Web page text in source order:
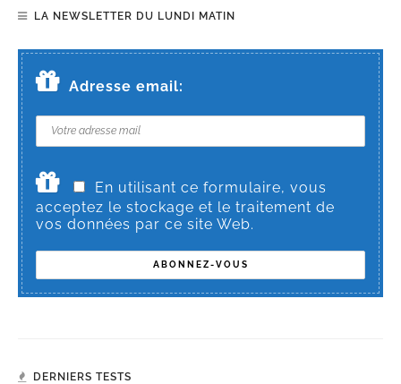
LA NEWSLETTER DU LUNDI MATIN
Adresse email:
En utilisant ce formulaire, vous
acceptez le stockage et le traitement de
vos données par ce site Web.
DERNIERS TESTS